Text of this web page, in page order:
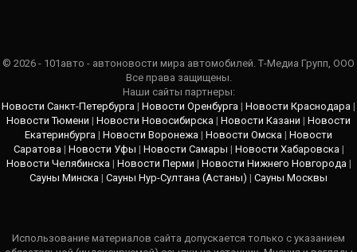
© 2026 - 101авто - автоновости мира автомобилей. Т-Медиа Групп, ООО
Все права защищены.
Наши сайты партнеры:
Новости Санкт-Петербурга | Новости Оренбурга | Новости Краснодара |
Новости Тюмени | Новости Новосибирска | Новости Казани | Новости
Екатеринбурга | Новости Воронежа | Новости Омска | Новости
Саратова| Новости Уфы | Новости Самары | Новости Хабаровска|
Новости Челябинска| Новости Перми | Новости Нижнего Новгорода|
Сауны Минска | Сауны Нур-Султана (Астаны) | Сауны Москвы
Использование материалов сайта допускается только с указанием